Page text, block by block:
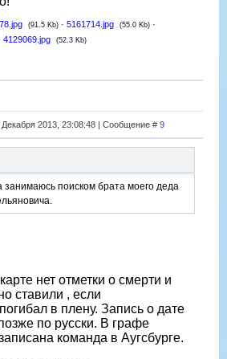
(91.5 Kb) · 5161714.jpg (55.0 Kb) ·
4129069.jpg (52.3 Kb)
Декабря 2013, 23:08:48 | Сообщение # 9
занимаюсь поиском брата моего деда
нет отметки о смерти и
ставили , если
в плену. Запись о дате
по русски. В графе
команда в Аугсбурге.